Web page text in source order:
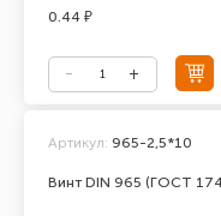
0.44 ₽
Винт DIN 965 (ГОСТ
Артикул: 965-2,5*10